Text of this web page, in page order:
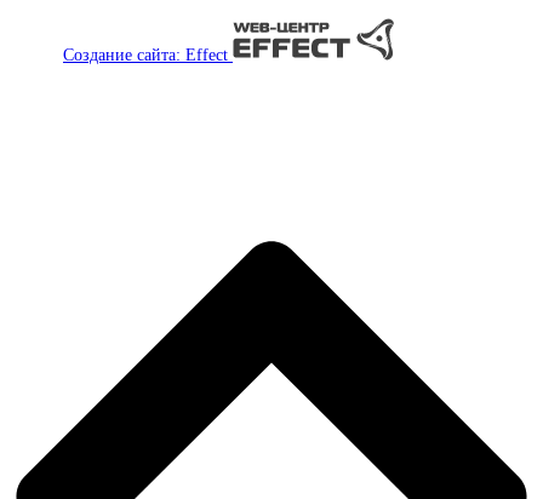
Создание сайта: Effect